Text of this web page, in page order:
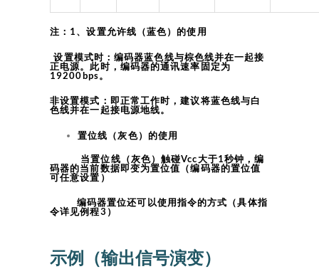
注：1、设置允许线（蓝色）的使用
设置模式时：编码器蓝色线与棕色线并在一起接
正电源。此时，编码器的通讯速率固定为
19200bps。
非设置模式：即正常工作时，建议将蓝色线与白
色线并在一起接电源地线。
置位线（灰色）的使用
当置位线（灰色）触碰Vcc大于1秒钟，编
码器的当前数据即变为置位值（编码器的置位值
可任意设置）
编码器置位还可以使用指令的方式（具体指
令详见例程3）
示例（输出信号演变）